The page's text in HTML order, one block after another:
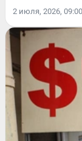
2 июля, 2026, 09:00